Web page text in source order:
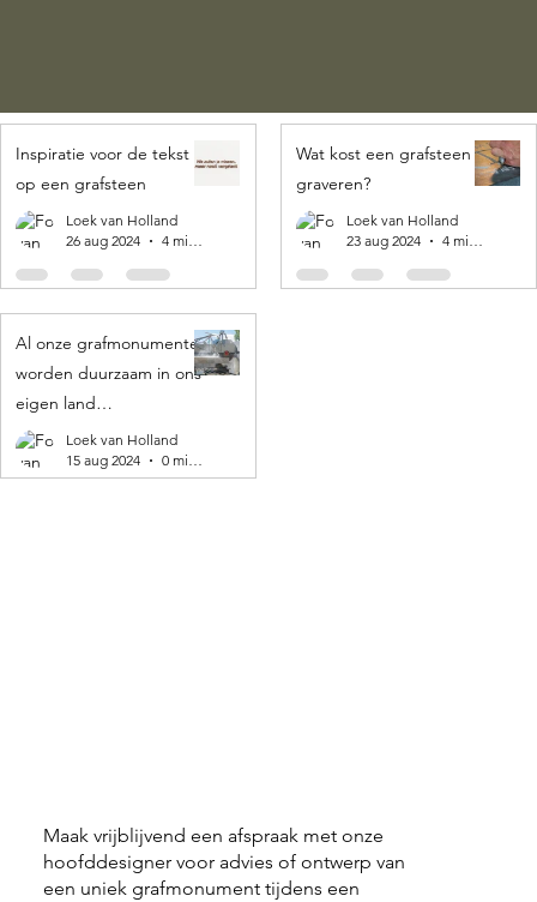
Inspiratie voor de tekst
op een grafsteen
Loek van Holland
26 aug 2024
4 minuten om te lezen
Wat kost een grafsteen
graveren?
Loek van Holland
23 aug 2024
4 minuten om te lezen
Al onze grafmonumenten
worden duurzaam in ons
eigen land
geproduceerd! 🌍
Loek van Holland
15 aug 2024
0 minuten om te lezen
Maak vrijblijvend een afspraak met onze
hoofddesigner voor advies of ontwerp van
een uniek grafmonument tijdens een